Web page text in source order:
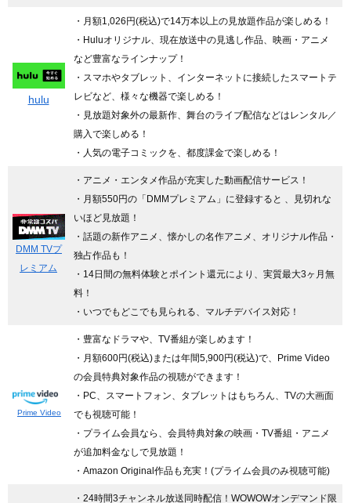
hulu
・月額1,026円(税込)で14万本以上の見放題作品が楽しめる！
・Huluオリジナル、現在放送中の見逃し作品、映画・アニメ
など豊富なラインナップ！
・スマホやタブレット、インターネットに接続したスマートテ
レビなど、様々な機器で楽しめる！
・見放題対象外の最新作、舞台のライブ配信などはレンタル／
購入で楽しめる！
・人気の電子コミックを、都度課金で楽しめる！
DMM TVプ
レミアム
・アニメ・エンタメ作品が充実した動画配信サービス！
・月額550円の「DMMプレミアム」に登録すると 、見切れな
いほど見放題！
・話題の新作アニメ、懐かしの名作アニメ、オリジナル作品・
独占作品も！
・14日間の無料体験とポイント還元により、実質最大3ヶ月無
料！
・いつでもどこでも見られる、マルチデバイス対応！
Prime Video
・豊富なドラマや、TV番組が楽しめます！
・月額600円(税込)または年間5,900円(税込)で、Prime Video
の会員特典対象作品の視聴ができます！
・PC、スマートフォン、タブレットはもちろん、TVの大画面
でも視聴可能！
・プライム会員なら、会員特典対象の映画・TV番組・アニメ
が追加料金なしで見放題！
・Amazon Original作品も充実！(プライム会員のみ視聴可能)
・24時間3チャンネル放送同時配信 ！WOWOWオンデマンド限